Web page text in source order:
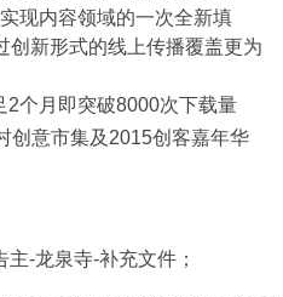
现内容领域的一次全新填
创新形式的线上传播覆盖更为
2个月即突破8000次下载量
意市集及2015创客嘉年华
-龙泉寺-补充文件；